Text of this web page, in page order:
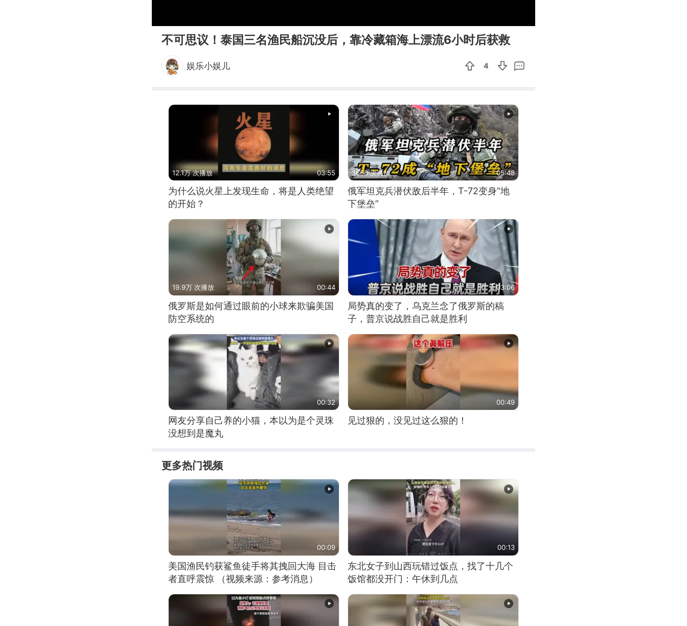
不可思议！泰国三名渔民船沉没后，靠冷藏箱海上漂流6小时后获救
娱乐小娱儿 4
12.1万 次播放 03:55
为什么说火星上发现生命，将是人类绝望
的开始？
3668 次播放 05:48
俄军坦克兵潜伏敌后半年，T-72变身“地
下堡垒”
19.9万 次播放 00:44
俄罗斯是如何通过眼前的小球来欺骗美国
防空系统的
03:06
局势真的变了，乌克兰念了俄罗斯的稿
子，普京说战胜自己就是胜利
00:32
网友分享自己养的小猫，本以为是个灵珠
没想到是魔丸
00:49
见过狠的，没见过这么狠的！
更多热门视频
00:09
美国渔民钓获鲨鱼徒手将其拽回大海 目击
者直呼震惊 （视频来源：参考消息）
00:13
东北女子到山西玩错过饭点，找了十几个
饭馆都没开门：午休到几点